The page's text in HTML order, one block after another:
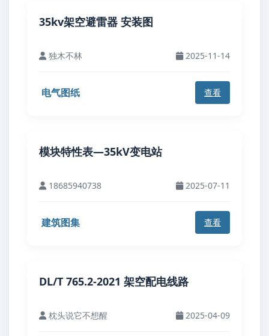
35kv架空避雷器 安装图
独木不林 2025-11-14
电气图纸 查看
模块特性表—35kV变电站
18685940738 2025-07-11
建筑图集 查看
DL/T 765.2-2021 架空配电线路
枕头说它不想醒 2025-04-09